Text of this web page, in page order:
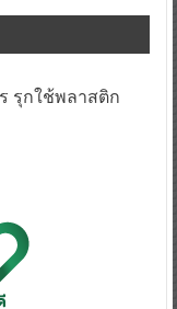
รุกใช้พลาสติก